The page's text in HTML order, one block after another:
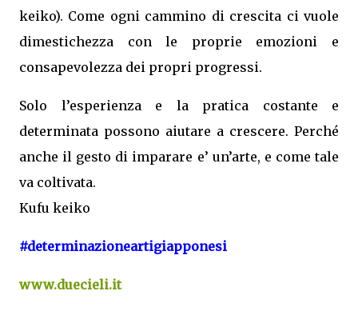
keiko). Come ogni cammino di crescita ci vuole
dimestichezza con le proprie emozioni e
consapevolezza dei propri progressi.
Solo l’esperienza e la pratica costante e
determinata possono aiutare a crescere. Perché
anche il gesto di imparare e’ un’arte, e come tale
va coltivata.
Kufu keiko
#determinazioneartigiapponesi
www.duecieli.it